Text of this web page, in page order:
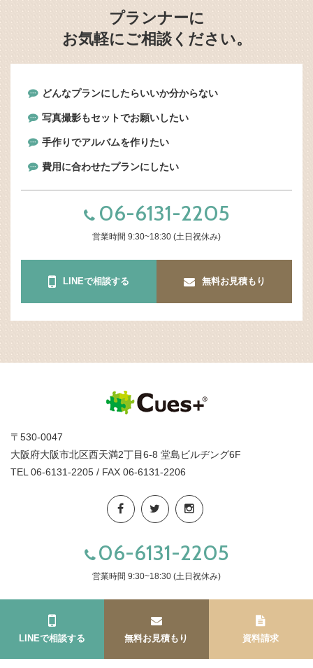
プランナーに
お気軽にご相談ください。
どんなプランにしたらいいか分からない
写真撮影もセットでお願いしたい
手作りでアルバムを作りたい
費用に合わせたプランにしたい
06-6131-2205
営業時間 9:30~18:30 (土日祝休み)
LINEで相談する 無料お見積もり
〒530-0047
大阪府大阪市北区西天満2丁目6-8 堂島ビルヂング6F
TEL 06-6131-2205 / FAX 06-6131-2206
06-6131-2205
営業時間 9:30~18:30 (土日祝休み)
LINEで相談する 無料お見積もり 資料請求